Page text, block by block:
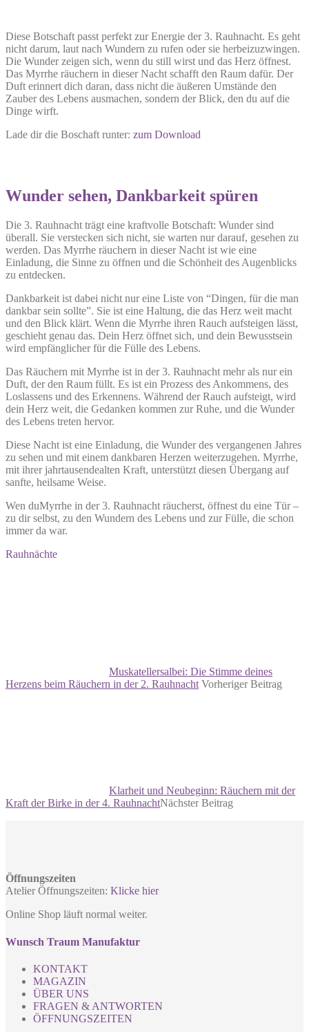
Diese Botschaft passt perfekt zur Energie der 3. Rauhnacht. Es geht
nicht darum, laut nach Wundern zu rufen oder sie herbeizuzwingen.
Die Wunder zeigen sich, wenn du still wirst und das Herz öffnest.
Das Myrrhe räuchern in dieser Nacht schafft den Raum dafür. Der
Duft erinnert dich daran, dass nicht die äußeren Umstände den
Zauber des Lebens ausmachen, sondern der Blick, den du auf die
Dinge wirft.
Lade dir die Boschaft runter: zum Download
Wunder sehen, Dankbarkeit spüren
Die 3. Rauhnacht trägt eine kraftvolle Botschaft: Wunder sind
überall. Sie verstecken sich nicht, sie warten nur darauf, gesehen zu
werden. Das Myrrhe räuchern in dieser Nacht ist wie eine
Einladung, die Sinne zu öffnen und die Schönheit des Augenblicks
zu entdecken.
Dankbarkeit ist dabei nicht nur eine Liste von “Dingen, für die man
dankbar sein sollte”. Sie ist eine Haltung, die das Herz weit macht
und den Blick klärt. Wenn die Myrrhe ihren Rauch aufsteigen lässt,
geschieht genau das. Dein Herz öffnet sich, und dein Bewusstsein
wird empfänglicher für die Fülle des Lebens.
Das Räuchern mit Myrrhe ist in der 3. Rauhnacht mehr als nur ein
Duft, der den Raum füllt. Es ist ein Prozess des Ankommens, des
Loslassens und des Erkennens. Während der Rauch aufsteigt, wird
dein Herz weit, die Gedanken kommen zur Ruhe, und die Wunder
des Lebens treten hervor.
Diese Nacht ist eine Einladung, die Wunder des vergangenen Jahres
zu sehen und mit einem dankbaren Herzen weiterzugehen. Myrrhe,
mit ihrer jahrtausendealten Kraft, unterstützt diesen Übergang auf
sanfte, heilsame Weise.
Wen duMyrrhe in der 3. Rauhnacht räucherst, öffnest du eine Tür –
zu dir selbst, zu den Wundern des Lebens und zur Fülle, die schon
immer da war.
Rauhnächte
Muskatellersalbei: Die Stimme deines
Herzens beim Räuchern in der 2. Rauhnacht Vorheriger Beitrag
Klarheit und Neubeginn: Räuchern mit der
Kraft der Birke in der 4. RauhnachtNächster Beitrag
Öffnungszeiten
Atelier Öffnungszeiten: Klicke hier
Online Shop läuft normal weiter.
Wunsch Traum Manufaktur
KONTAKT
MAGAZIN
ÜBER UNS
FRAGEN & ANTWORTEN
ÖFFNUNGSZEITEN